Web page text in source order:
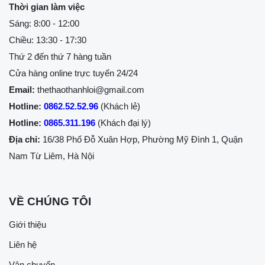
Thời gian làm việc
Sáng: 8:00 - 12:00
Chiều: 13:30 - 17:30
Thứ 2 đến thứ 7 hàng tuần
Cửa hàng online trực tuyến 24/24
Email: thethaothanhloi@gmail.com
Hotline: 0862.52.52.96 (Khách lẻ)
Hotline: 0865.311.196 (Khách đại lý)
Địa chỉ: 16/38 Phố Đỗ Xuân Hợp, Phường Mỹ Đình 1, Quận
Nam Từ Liêm, Hà Nội
VỀ CHÚNG TÔI
Giới thiệu
Liên hệ